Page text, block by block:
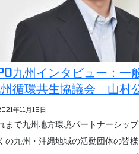
九州インタビュー：一
循環共生協議会 山村
年11月16日
まで九州地方環境パートナーシップ
の九州・沖縄地域の活動団体の皆